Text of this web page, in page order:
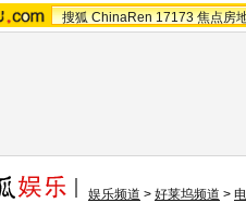
搜狐 ChinaRen 17173 焦点房
娱乐频道 > 好莱坞频道 >